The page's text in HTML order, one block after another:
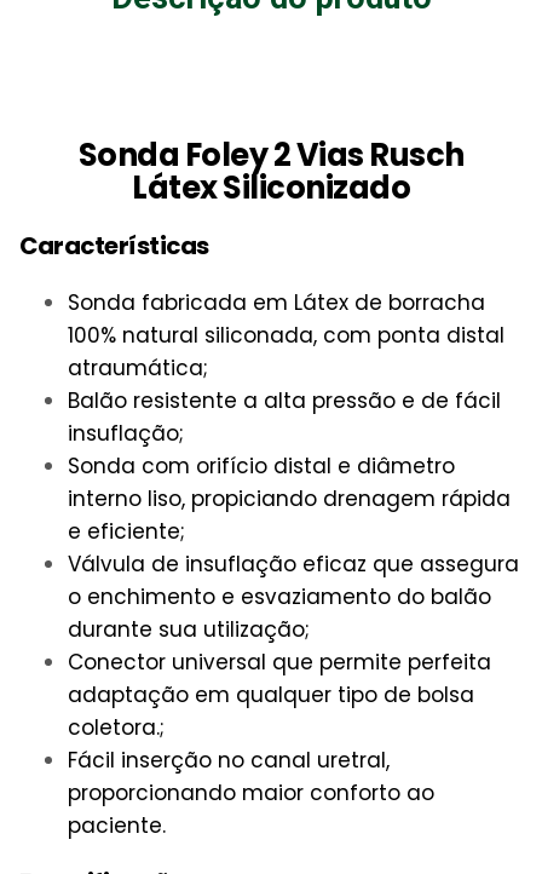
Sonda Foley 2 Vias Rusch
Látex Siliconizado
Características
Sonda fabricada em Látex de borracha
100% natural siliconada, com ponta distal
atraumática;
Balão resistente a alta pressão e de fácil
insuflação;
Sonda com orifício distal e diâmetro
interno liso, propiciando drenagem rápida
e eficiente;
Válvula de insuflação eficaz que assegura
o enchimento e esvaziamento do balão
durante sua utilização;
Conector universal que permite perfeita
adaptação em qualquer tipo de bolsa
coletora.;
Fácil inserção no canal uretral,
proporcionando maior conforto ao
paciente.